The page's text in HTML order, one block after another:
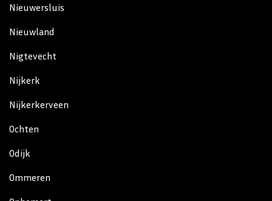
Nieuwersluis
Nieuwland
Nigtevecht
Nijkerk
Nijkerkerveen
Ochten
Odijk
Ommeren